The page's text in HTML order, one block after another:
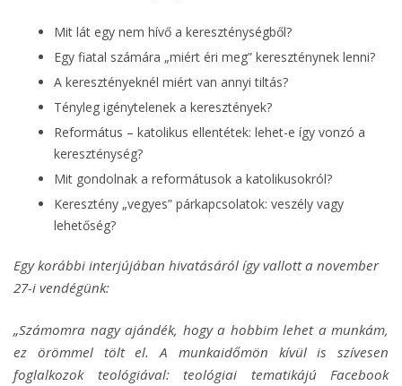
Mit lát egy nem hívő a kereszténységből?
Egy fiatal számára „miért éri meg” kereszténynek lenni?
A keresztényeknél miért van annyi tiltás?
Tényleg igénytelenek a keresztények?
Református – katolikus ellentétek: lehet-e így vonzó a
kereszténység?
Mit gondolnak a reformátusok a katolikusokról?
Keresztény „vegyes” párkapcsolatok: veszély vagy
lehetőség?
Egy korábbi interjújában hivatásáról így vallott a november
27-i vendégünk:
„Számomra nagy ajándék, hogy a hobbim lehet a munkám,
ez örömmel tölt el. A munkaidőmön kívül is szívesen
foglalkozok teológiával: teológiai tematikájú Facebook